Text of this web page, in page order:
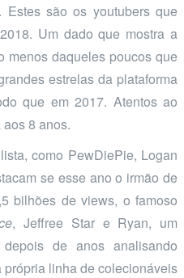
Estes são os youtubers que
Um dado que mostra a
menos daqueles poucos que
estrelas da plataforma
que em 2017. Atentos ao
8 anos.
como PewDiePie, Logan
se esse ano o irmão de
bilhões de views, o famoso
, Jeffree Star e Ryan, um
de anos analisando
linha de colecionáveis